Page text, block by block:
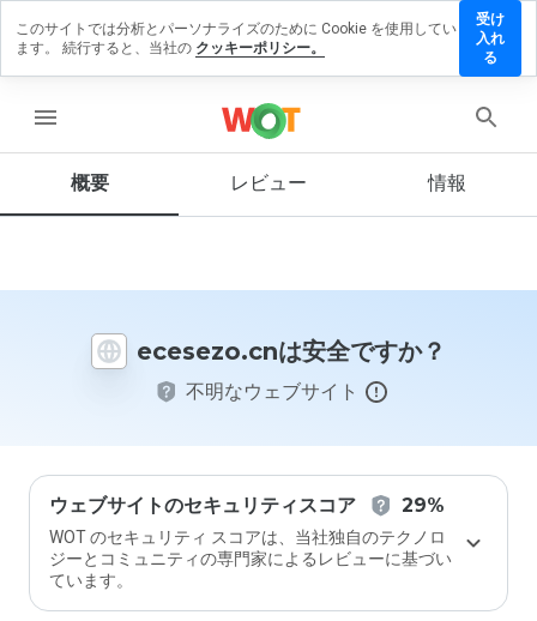
menu
概要 レビュー 情報
ecesezo.cnは安全ですか？
不明なウェブサイト
ウェブサイトのセキュリティスコア 29%
WOT のセキュリティ スコアは、当社独自のテクノロ
ジーとコミュニティの専門家によるレビューに基づい
ています。
ビュー
す
この
イト
価し
ます
か？
このサイトでは分析とパーソナライズのために Cookie を使用してい
ます。 続行すると、当社の クッキーポリシー。
受け
入れ
る